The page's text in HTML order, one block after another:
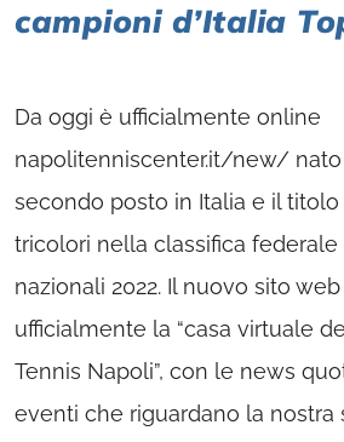
campioni d’Italia
Da oggi è ufficialmente online
napolitenniscenter.it/new/
secondo posto in Italia e il
tricolori nella classifica federale
nazionali 2022. Il nuovo sito
ufficialmente la “casa virtuale
Tennis Napoli”, con le news
eventi che riguardano la nostra